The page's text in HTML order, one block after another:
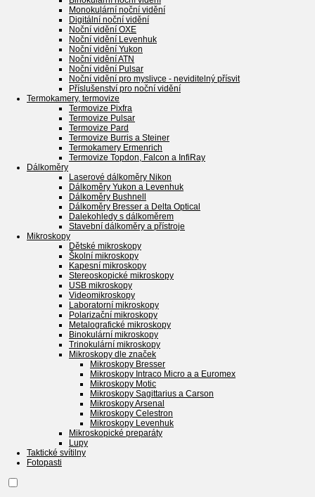
Monokulární noční vidění
Digitální noční vidění
Noční vidění OXE
Noční vidění Levenhuk
Noční vidění Yukon
Noční vidění ATN
Noční vidění Pulsar
Noční vidění pro myslivce - neviditelný přísvit
Příslušenství pro noční vidění
Termokamery, termovize
Termovize Pixfra
Termovize Pulsar
Termovize Pard
Termovize Burris a Steiner
Termokamery Ermenrich
Termovize Topdon, Falcon a InfiRay
Dálkoměry
Laserové dálkoměry Nikon
Dálkoměry Yukon a Levenhuk
Dálkoměry Bushnell
Dálkoměry Bresser a Delta Optical
Dalekohledy s dálkoměrem
Stavební dálkoměry a přístroje
Mikroskopy
Dětské mikroskopy
Školní mikroskopy
Kapesní mikroskopy
Stereoskopické mikroskopy
USB mikroskopy
Videomikroskopy
Laboratorní mikroskopy
Polarizační mikroskopy
Metalografické mikroskopy
Binokulární mikroskopy
Trinokulární mikroskopy
Mikroskopy dle značek
Mikroskopy Bresser
Mikroskopy Intraco Micro a a Euromex
Mikroskopy Motic
Mikroskopy Sagittarius a Carson
Mikroskopy Arsenal
Mikroskopy Celestron
Mikroskopy Levenhuk
Mikroskopické preparáty
Lupy
Taktické svítilny
Fotopasti